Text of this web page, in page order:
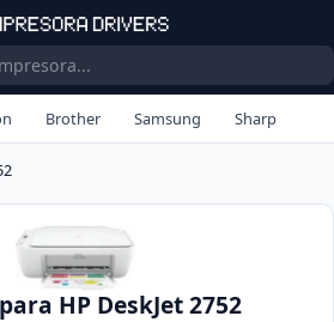
Brother Samsung Sharp
HP DeskJet 2752